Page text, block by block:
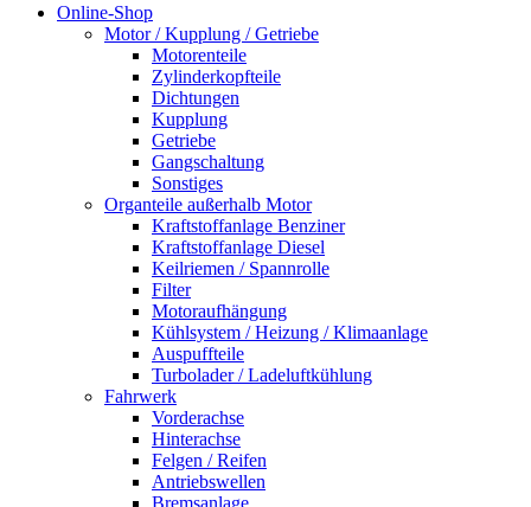
Online-Shop
Motor / Kupplung / Getriebe
Motorenteile
Zylinderkopfteile
Dichtungen
Kupplung
Getriebe
Gangschaltung
Sonstiges
Organteile außerhalb Motor
Kraftstoffanlage Benziner
Kraftstoffanlage Diesel
Keilriemen / Spannrolle
Filter
Motoraufhängung
Kühlsystem / Heizung / Klimaanlage
Auspuffteile
Turbolader / Ladeluftkühlung
Fahrwerk
Vorderachse
Hinterachse
Felgen / Reifen
Antriebswellen
Bremsanlage